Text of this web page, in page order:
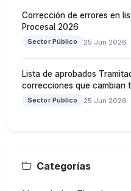
Corrección de errores en
Procesal 2026
Sector Público 25 Jun 2026
Lista de aprobados
correcciones que cambian
Sector Público 25 Jun 2026
Categorías